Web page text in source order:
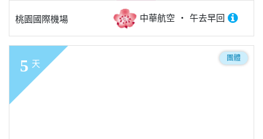
桃園國際機場 中華航空 午去早回
5 天
團體